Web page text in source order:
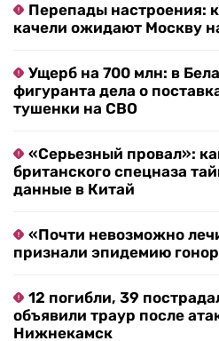
Перепады настроения:
качели ожидают Москву
Ущерб на 700 млн: в
фигуранта дела о
тушенки на СВО
«Серьезный провал»:
британского спецназа
данные в Китай
«Почти невозможно
признали эпидемию
12 погибли, 39
объявили траур после
Нижнекамск